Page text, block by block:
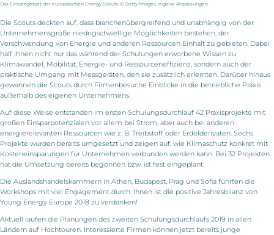
Das Einsatzgebiet der europäischen Energy Scouts © Getty Images, eigene Anpassungen
Die Scouts deckten auf, dass branchenübergreifend und unabhängig von der
Unternehmensgröße niedrigschwellige Möglichkeiten bestehen, der
Verschwendung von Energie und anderen Ressourcen Einhalt zu gebieten. Dabei
half ihnen nicht nur das während der Schulungen erworbene Wissen zu
Klimawandel, Mobilität, Energie- und Ressourceneffizienz, sondern auch der
praktische Umgang mit Messgeräten, den sie zusätzlich erlernten. Darüber hinaus
gewannen die Scouts durch Firmenbesuche Einblicke in die betriebliche Praxis
außerhalb des eigenen Unternehmens.
Auf diese Weise entstanden im ersten Schulungsdurchlauf 42 Praxisprojekte mit
großen Einsparpotenzialen vor allem bei Strom, aber auch bei anderen
energierelevanten Ressourcen wie z. B. Treibstoff oder Erdölderivaten. Sechs
Projekte wurden bereits umgesetzt und zeigen auf, wie Klimaschutz konkret mit
Kosteneinsparungen für Unternehmen verbunden werden kann. Bei 32 Projekten
hat die Umsetzung bereits begonnen bzw. ist fest eingeplant.
Die Auslandshandelskammern in Athen, Budapest, Prag und Sofia führten die
Workshops mit viel Engagement durch. Ihnen ist die positive Jahresbilanz von
Young Energy Europe 2018 zu verdanken!
Aktuell laufen die Planungen des zweiten Schulungsdurchlaufs 2019 in allen
Ländern auf Hochtouren. Interessierte Firmen können jetzt bereits junge